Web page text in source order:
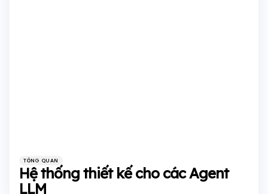
Categories
Posted
in
TỔNG QUAN
Hệ thống thiết kế cho các Agent
LLM